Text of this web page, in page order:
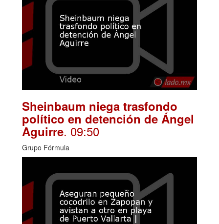
Sheinbaum niega trasfondo
político en detención de Ángel
Aguirre. 09:50
Grupo Fórmula